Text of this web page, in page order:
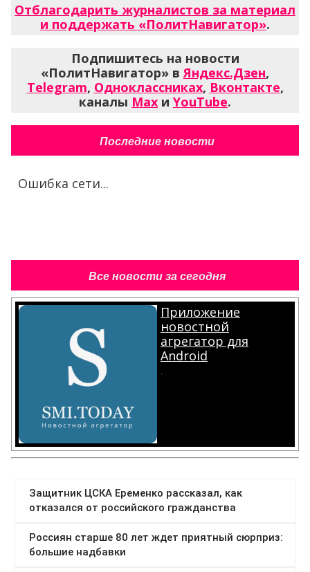
Отблагодарить журналистов за материал
и поддержать «ПолитНавигатор».
Подпишитесь на новости
«ПолитНавигатор» в Яндекс.Дзен,
Telegram, Одноклассниках, Вконтакте,
каналы Max и YouTube.
Последние новости
Ошибка сети...
Все новости за сегодня
Приложение
новостной
агрегатор для
Android
.